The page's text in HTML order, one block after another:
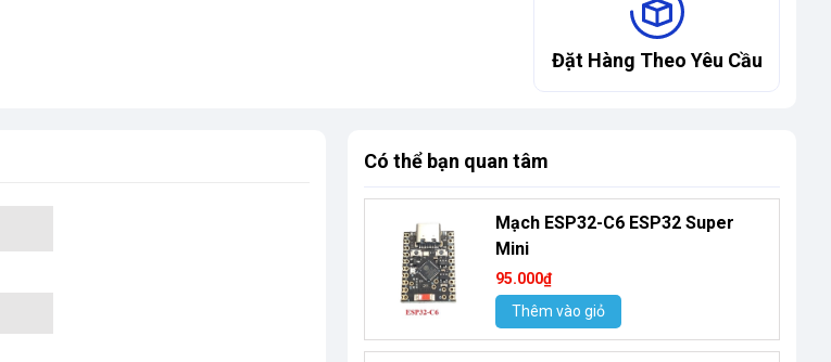
Đặt Hàng Theo Yêu Cầu
Có thể bạn quan tâm
Mạch ESP32-C6 ESP32 Super
Mini
95.000₫
Thêm vào giỏ